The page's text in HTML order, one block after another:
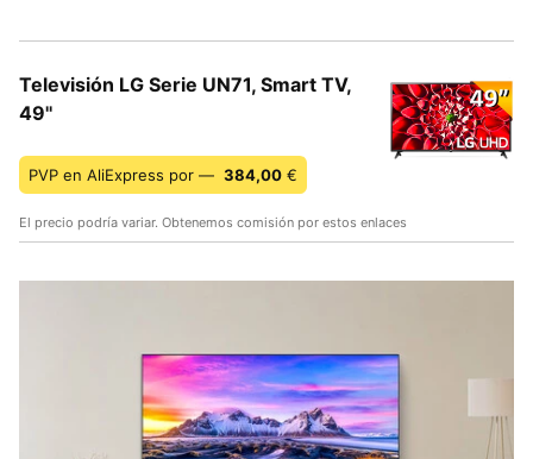
Televisión LG Serie UN71, Smart TV,
49''
PVP en AliExpress por — 384,00 €
El precio podría variar. Obtenemos comisión por estos enlaces